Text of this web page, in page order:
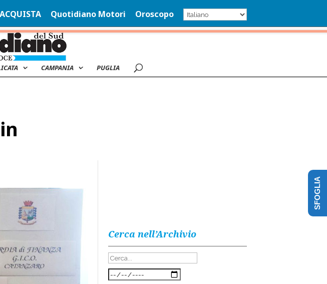
ACQUISTA Quotidiano Motori Oroscopo
CAMPANIA PUGLIA
Cerca nell’Archivio
SFOGLIA